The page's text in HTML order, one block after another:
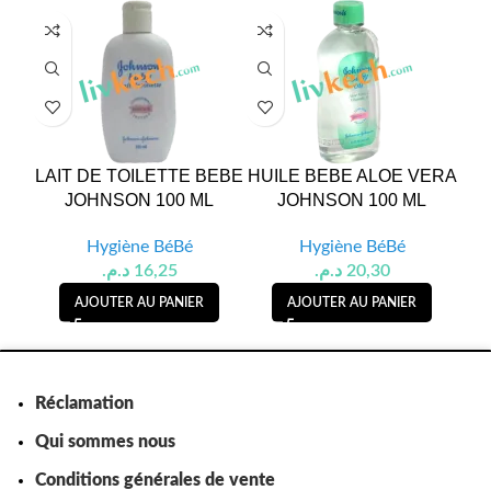
LAIT DE TOILETTE BEBE
JOHNSON 100 ML
Hygiène BéBé
16,25 د.م.
AJOUTER AU PANIER
HUILE BEBE ALOE VERA
JOHNSON 100 ML
Hygiène BéBé
20,30 د.م.
AJOUTER AU PANIER
Réclamation
Qui sommes nous
Conditions générales de vente